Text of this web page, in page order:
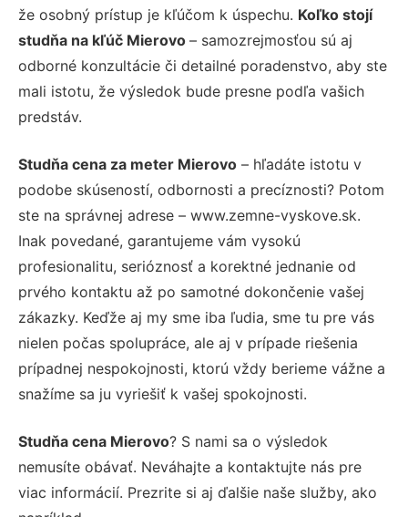
že osobný prístup je kľúčom k úspechu. Koľko stojí
studňa na kľúč Mierovo – samozrejmosťou sú aj
odborné konzultácie či detailné poradenstvo, aby ste
mali istotu, že výsledok bude presne podľa vašich
predstáv.
Studňa cena za meter Mierovo – hľadáte istotu v
podobe skúseností, odbornosti a precíznosti? Potom
ste na správnej adrese – www.zemne-vyskove.sk.
Inak povedané, garantujeme vám vysokú
profesionalitu, serióznosť a korektné jednanie od
prvého kontaktu až po samotné dokončenie vašej
zákazky. Keďže aj my sme iba ľudia, sme tu pre vás
nielen počas spolupráce, ale aj v prípade riešenia
prípadnej nespokojnosti, ktorú vždy berieme vážne a
snažíme sa ju vyriešiť k vašej spokojnosti.
Studňa cena Mierovo? S nami sa o výsledok
nemusíte obávať. Neváhajte a kontaktujte nás pre
viac informácií. Prezrite si aj ďalšie naše služby, ako